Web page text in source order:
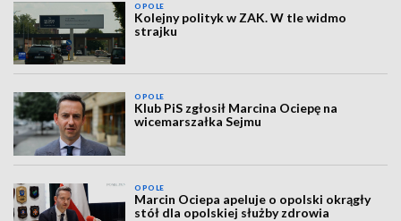
OPOLE
Kolejny polityk w ZAK. W tle widmo
strajku
OPOLE
Klub PiS zgłosił Marcina Ociepę na
wicemarszałka Sejmu
OPOLE
Marcin Ociepa apeluje o opolski okrągły
stół dla opolskiej służby zdrowia